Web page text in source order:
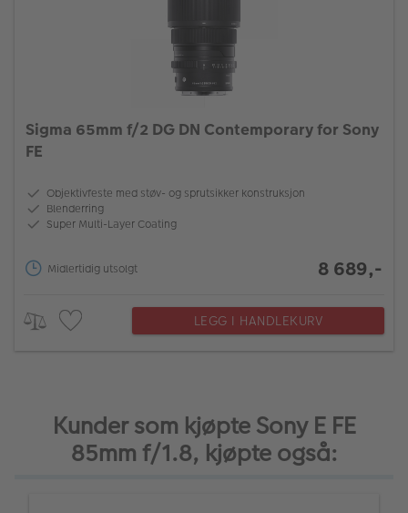
Sigma 65mm f/2 DG DN Contemporary for Sony
FE
Objektivfeste med støv- og sprutsikker konstruksjon
Blenderring
Super Multi-Layer Coating
Midlertidig utsolgt 8 689,-
LEGG I HANDLEKURV
Kunder som kjøpte Sony E FE
85mm f/1.8, kjøpte også: